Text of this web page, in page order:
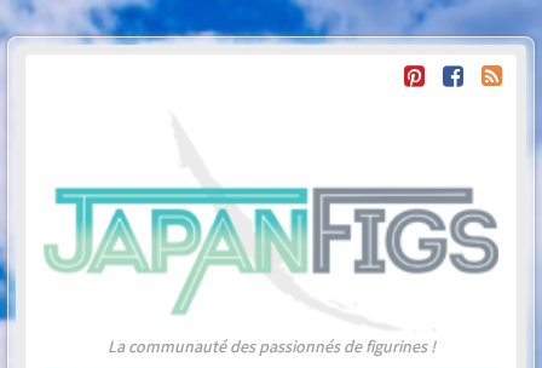
La communauté des passionnés de figurines !